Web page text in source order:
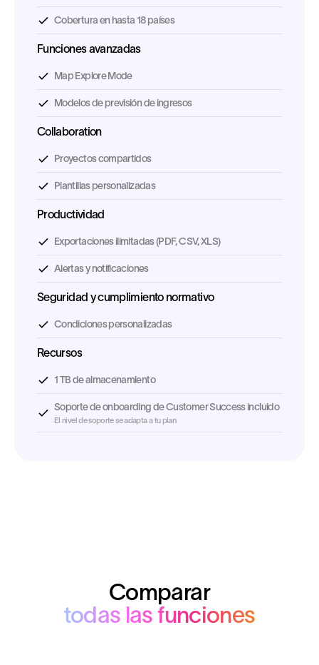
Cobertura en hasta 18 países
Funciones avanzadas
Map Explore Mode
Modelos de previsión de ingresos
Collaboration
Proyectos compartidos
Plantillas personalizadas
Productividad
Exportaciones ilimitadas (PDF, CSV, XLS)
Alertas y notificaciones
Seguridad y cumplimiento normativo
Condiciones personalizadas
Recursos
1 TB de almacenamiento
Soporte de onboarding de Customer Success incluido
El nivel de soporte se adapta a tu plan
Comparar
todas las funciones